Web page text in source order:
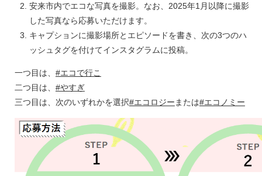
安来市内でエコな写真を撮影。なお、2025年1月以降に撮影
した写真なら応募いただけます。
キャプションに撮影場所とエピソードを書き、次の3つのハ
ッシュタグを付けてインスタグラムに投稿。
一つ目は、 #エコで行こ
二つ目は、 #やすぎ
三つ目は、次のいずれかを選択#エコロジー または#エコノミー